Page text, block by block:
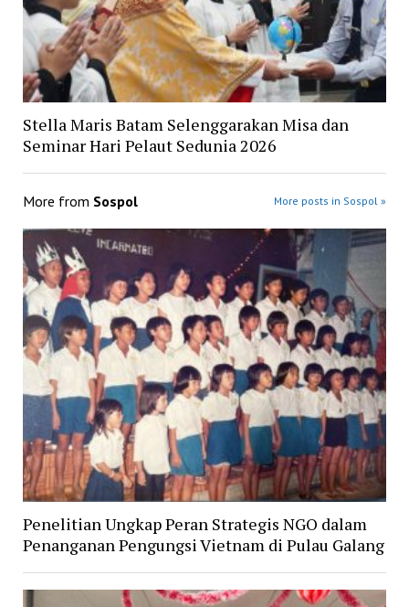
Stella Maris Batam Selenggarakan Misa dan
Seminar Hari Pelaut Sedunia 2026
More from Sospol More posts in Sospol »
Penelitian Ungkap Peran Strategis NGO dalam
Penanganan Pengungsi Vietnam di Pulau Galang